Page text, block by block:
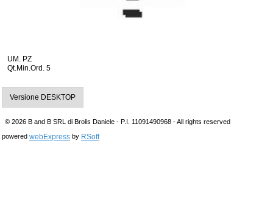
UM. PZ
Qt.Min.Ord. 5
Versione DESKTOP
© 2026 B and B SRL di Brolis Daniele - P.I. 11091490968 - All rights reserved
powered webExpress by RSoft